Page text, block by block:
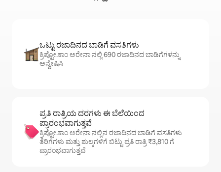
ಒಟ್ಟು ರಜಾದಿನದ ಬಾಡಿಗೆ ವಸತಿಗಳು
ಕ್ರಿಪ್ಟೋ.ಕಾಂ ಅರೇನಾ ನಲ್ಲಿ 690 ರಜಾದಿನದ ಬಾಡಿಗೆಗಳನ್ನು
ಅನ್ವೇಷಿಸಿ
ಪ್ರತಿ ರಾತ್ರಿಯ ದರಗಳು ಈ ಬೆಲೆಯಿಂದ
ಪ್ರಾರಂಭವಾಗುತ್ತವೆ
ಕ್ರಿಪ್ಟೋ.ಕಾಂ ಅರೇನಾ ನಲ್ಲಿನ ರಜಾದಿನದ ಬಾಡಿಗೆ ವಸತಿಗಳು
ತೆರಿಗೆಗಳು ಮತ್ತು ಶುಲ್ಕಗಳಿಗೆ ಬಿಟ್ಟು ಪ್ರತಿ ರಾತ್ರಿ ₹3,810 ಗೆ
ಪ್ರಾರಂಭವಾಗುತ್ತವೆ